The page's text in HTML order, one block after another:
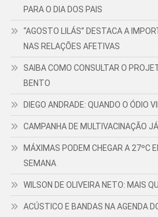
PARA O DIA DOS PAIS
“AGOSTO LILÁS” DESTACA A
NAS RELAÇÕES AFETIVAS
SAIBA COMO CONSULTAR O
BENTO
DIEGO ANDRADE: QUANDO O ÓDIO
CAMPANHA DE MULTIVACINAÇÃO
MÁXIMAS PODEM CHEGAR A 27ºC
SEMANA
WILSON DE OLIVEIRA NETO: MAIS
ACÚSTICO E BANDAS NA AGENDA